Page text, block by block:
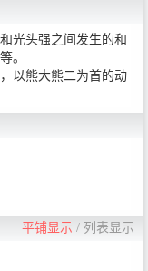
光头强之间发生的和
。
以熊大熊二为首的动
平铺显示 / 列表显示